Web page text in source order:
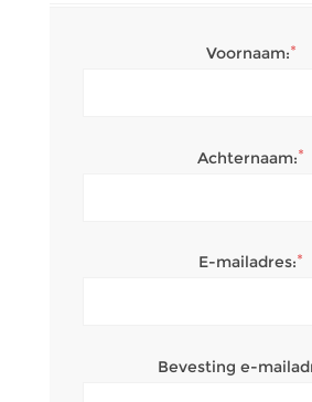
Voornaam:*
Achternaam:*
E-mailadres:*
Bevesting e-